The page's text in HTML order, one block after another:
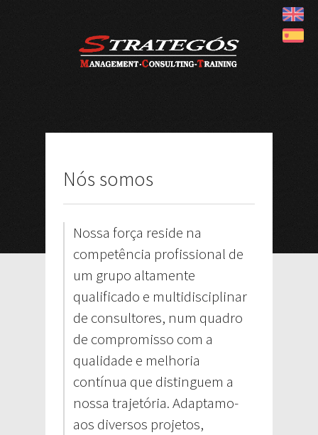
Nós somos
Nossa força reside na
competência profissional de
um grupo altamente
qualificado e multidisciplinar
de consultores, num quadro
de compromisso com a
qualidade e melhoria
contínua que distinguem a
nossa trajetória. Adaptamo-
aos diversos projetos,